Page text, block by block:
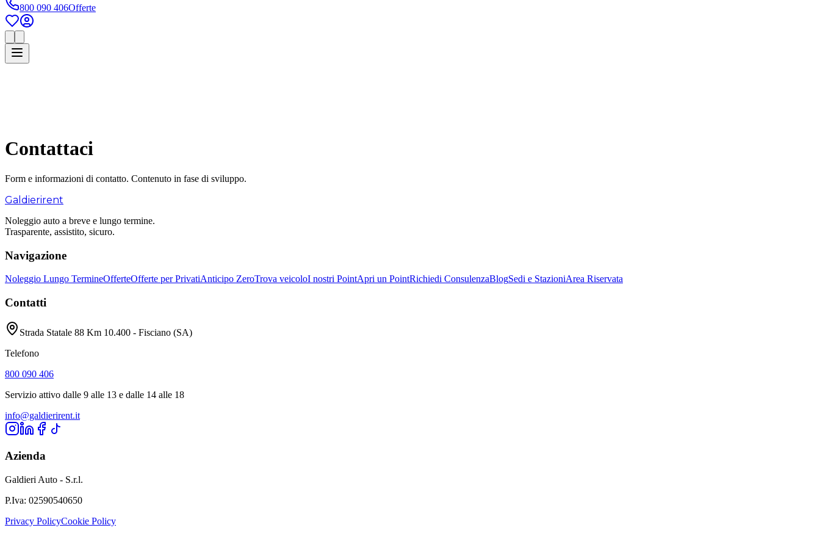
800 090 406Offerte
Contattaci
Form e informazioni di contatto. Contenuto in fase di sviluppo.
Galdierirent
Noleggio auto a breve e lungo termine.
Trasparente, assistito, sicuro.
Navigazione
Noleggio Lungo TermineOfferteOfferte per PrivatiAnticipo ZeroTrova veicoloI nostri PointApri un PointRichiedi ConsulenzaBlogSedi e StazioniArea Riservata
Contatti
Strada Statale 88 Km 10.400 - Fisciano (SA)
Telefono
800 090 406
Servizio attivo dalle 9 alle 13 e dalle 14 alle 18
info@galdierirent.it
Azienda
Galdieri Auto - S.r.l.
P.Iva: 02590540650
Privacy PolicyCookie Policy